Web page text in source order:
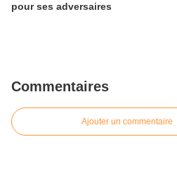
pour ses adversaires
Commentaires
Ajouter un commentaire